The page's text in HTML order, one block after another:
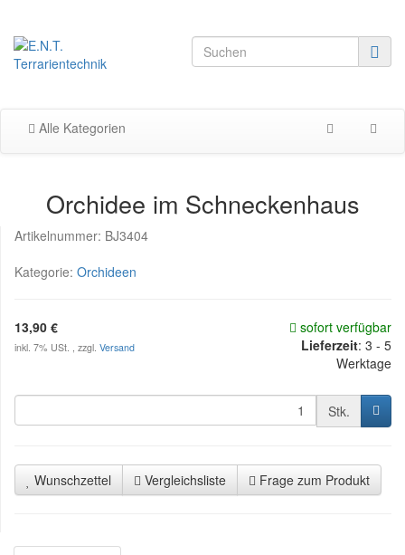
Alle Kategorien
Orchidee im Schneckenhaus
Artikelnummer: BJ3404
Kategorie: Orchideen
13,90 €
inkl. 7% USt. , zzgl. Versand
sofort verfügbar
Lieferzeit: 3 - 5
Werktage
Stk.
Wunschzettel Vergleichsliste Frage zum Produkt